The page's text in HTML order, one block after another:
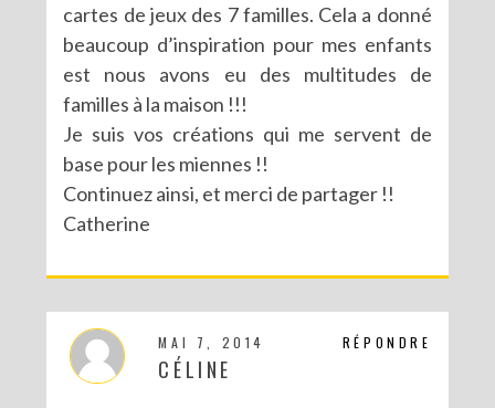
cartes de jeux des 7 familles. Cela a donné
beaucoup d’inspiration pour mes enfants
est nous avons eu des multitudes de
familles à la maison !!!
Je suis vos créations qui me servent de
base pour les miennes !!
Continuez ainsi, et merci de partager !!
Catherine
RÉPONDRE
MAI 7, 2014
CÉLINE